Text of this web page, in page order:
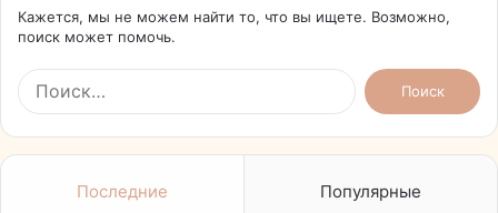
Кажется, мы не можем найти то, что вы ищете. Возможно,
поиск может помочь.
Найти:
Последние Популярные